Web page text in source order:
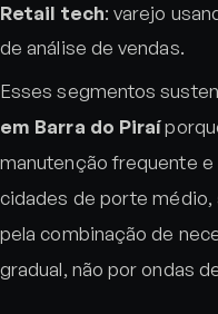
Retail tech: varejo
de análise de vendas.
Esses segmentos
em Barra do Piraí
manutenção frequente
cidades de porte
pela combinação de
gradual, não por ondas